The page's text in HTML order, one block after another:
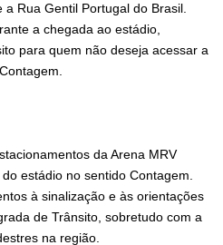
Rua Gentil Portugal do Brasil.
a chegada ao estádio,
para quem não deseja acessar a
da Arena MRV
estádio no sentido Contagem.
à sinalização e às orientações
de Trânsito, sobretudo com a
na região.